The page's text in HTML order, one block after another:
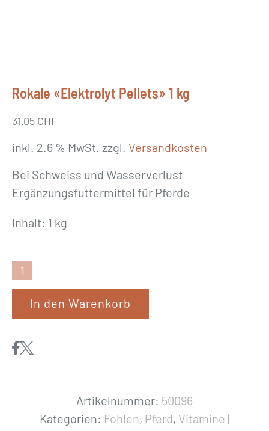
Rokale «Elektrolyt Pellets» 1 kg
31.05 CHF
inkl. 2.6 % MwSt. zzgl. Versandkosten
Bei Schweiss und Wasserverlust
Ergänzungsfuttermittel für Pferde
Inhalt: 1 kg
o
l
In den Warenkorb
Artikelnummer: 50096
Kategorien: Fohlen, Pferd, Vitamine |